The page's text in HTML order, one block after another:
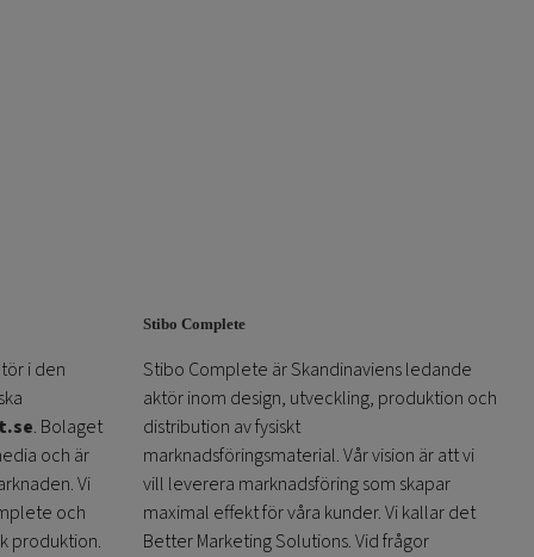
i den
. Bolaget
och är
Vi
och
produktion.
Stibo Complete
Stibo Complete är Skandinaviens ledande
aktör inom design, utveckling, produktion och
distribution av fysiskt
marknadsföringsmaterial. Vår vision är att vi
vill leverera marknadsföring som skapar
maximal effekt för våra kunder. Vi kallar det
Better Marketing Solutions. Vid frågor